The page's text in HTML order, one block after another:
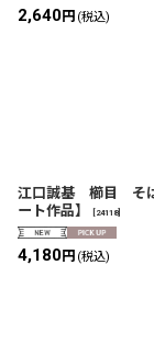
2,640円 (税込)
江口誠基 櫛目 そ
ート作品】
24118]
4,180円 (税込)